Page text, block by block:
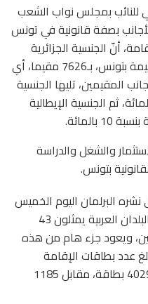
بمجلس نواب الشعب
بصفة قانونية في تونس
أنّ الجنسية الجزائرية
تتصدر قائمة الجنسيات الأجنبية المقيمة بتونس، بـ7626 مقيما، أي
الأجانب المقيمين، تليها الجنسية
بـ5792 مقيما بنسبة 18 بالمائة، ثم الجنسية الإيطالية
والشغل والدراسة
بتونس.
البرلمان اليوم الخميس
على موقعه الرسمي، أنّ مواطني البلدان العربية يمثلون 43
ويعود جزء هام من هذه
عدد بطاقات الإقامة
المسندة للجزائريين في هذا الإطار 4029 بطاقة، مقابل 1185